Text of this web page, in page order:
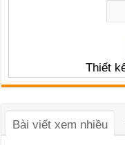
Thiết
Bài viết xem nhiều